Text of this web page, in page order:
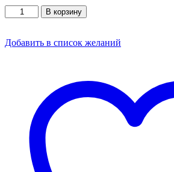
Количество
товара
100х150х500
В корзину
Добавить в список желаний